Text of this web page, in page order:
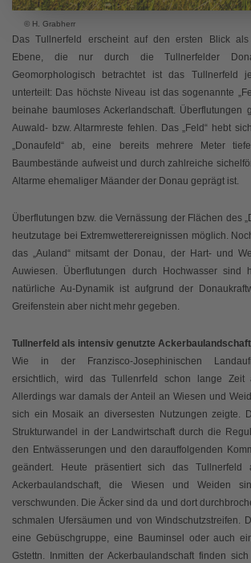
© H. Grabherr
Das Tullnerfeld erscheint auf den ersten Blick als
Ebene, die nur durch die Tullnerfelder
Geomorphologisch betrachtet ist das Tullnerfeld
unterteilt: Das höchste Niveau ist das sogenannte
beinahe baumloses Ackerlandschaft. Überflutungen
Auwald- bzw. Altarmreste fehlen. Das „Feld“ hebt
„Donaufeld“ ab, eine bereits mehrere Meter
Baumbestände aufweist und durch zahlreiche
Altarme ehemaliger Mäander der Donau geprägt ist.
Überflutungen bzw. die Vernässung der Flächen des
heutzutage bei Extremwetterereignissen möglich.
das „Auland“ mitsamt der Donau, der Hart- und
Auwiesen. Überflutungen durch Hochwasser sind
natürliche Au-Dynamik ist aufgrund der
Greifenstein aber nicht mehr gegeben.
Tullnerfeld als intensiv genutzte Ackerbaulandschaft
Wie in der Franzisco-Josephinischen
ersichtlich, wird das Tullenrfeld schon lange Zeit
Allerdings war damals der Anteil an Wiesen und
sich ein Mosaik an diversesten Nutzungen zeigte.
Strukturwandel in der Landwirtschaft durch die
den Entwässerungen und den darauffolgenden
geändert. Heute präsentiert sich das Tullnerfeld
Ackerbaulandschaft, die Wiesen und Weiden
verschwunden. Die Äcker sind da und dort
schmalen Ufersäumen und von Windschutzstreifen.
eine Gebüschgruppe, eine Bauminsel oder auch
Gstettn. Inmitten der Ackerbaulandschaft finden